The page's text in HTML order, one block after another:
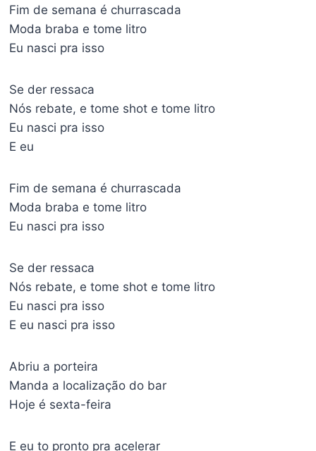
Fim de semana é churrascada
Moda braba e tome litro
Eu nasci pra isso
Se der ressaca
Nós rebate, e tome shot e tome litro
Eu nasci pra isso
E eu
Fim de semana é churrascada
Moda braba e tome litro
Eu nasci pra isso
Se der ressaca
Nós rebate, e tome shot e tome litro
Eu nasci pra isso
E eu nasci pra isso
Abriu a porteira
Manda a localização do bar
Hoje é sexta-feira
E eu to pronto pra acelerar